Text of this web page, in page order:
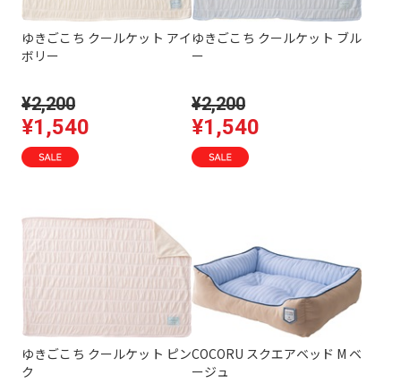
ゆきごこち クールケット アイ
ボリー
¥2,200
¥1,540
ゆきごこち クールケット ブル
ー
¥2,200
¥1,540
ゆきごこち クールケット ピン
ク
COCORU スクエアベッド M ベ
ージュ